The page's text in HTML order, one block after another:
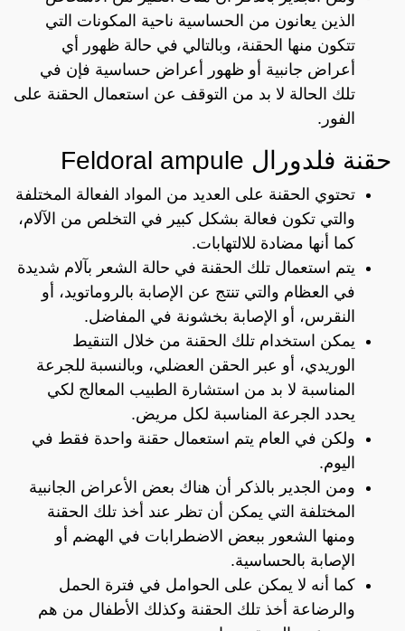
الذين يعانون من الحساسية ناحية المكونات التي
تتكون منها الحقنة، وبالتالي في حالة ظهور أي
أعراض جانبية أو ظهور أعراض حساسية فإن في
تلك الحالة لا بد من التوقف عن استعمال الحقنة على
الفور.
حقنة فلدورال Feldoral ampule
تحتوي الحقنة على العديد من المواد الفعالة المختلفة
والتي تكون فعالة بشكل كبير في التخلص من الآلام،
كما أنها مضادة للالتهابات.
يتم استعمال تلك الحقنة في حالة الشعر بآلام شديدة
في العظام والتي تنتج عن الإصابة بالروماتويد، أو
النقرس، أو الإصابة بخشونة في المفاضل.
يمكن استخدام تلك الحقنة من خلال التنقيط
الوريدي، أو عبر الحقن العضلي، وبالنسبة للجرعة
المناسبة لا بد من استشارة الطبيب المعالج لكي
يحدد الجرعة المناسبة لكل مريض.
ولكن في العام يتم استعمال حقنة واحدة فقط في
اليوم.
ومن الجدير بالذكر أن هناك بعض الأعراض الجانبية
المختلفة التي يمكن أن تظر عند أخذ تلك الحقنة
ومنها الشعور ببعض الاضطرابات في الهضم أو
الإصابة بالحساسية.
كما أنه لا يمكن على الحوامل في فترة الحمل
والرضاعة أخذ تلك الحقنة وكذلك الأطفال من هم